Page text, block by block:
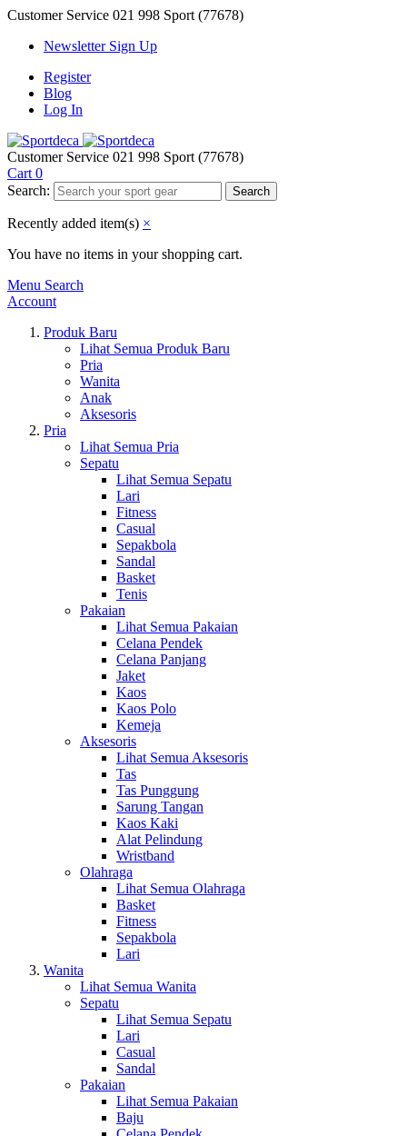
Customer Service 021 998 Sport (77678)
Newsletter Sign Up
Register
Blog
Log In
Customer Service 021 998 Sport (77678)
Cart 0
Search:
Search
Recently added item(s) ×
You have no items in your shopping cart.
Menu Search
Account
Produk Baru
Lihat Semua Produk Baru
Pria
Wanita
Anak
Aksesoris
Pria
Lihat Semua Pria
Sepatu
Lihat Semua Sepatu
Lari
Fitness
Casual
Sepakbola
Sandal
Basket
Tenis
Pakaian
Lihat Semua Pakaian
Celana Pendek
Celana Panjang
Jaket
Kaos
Kaos Polo
Kemeja
Aksesoris
Lihat Semua Aksesoris
Tas
Tas Punggung
Sarung Tangan
Kaos Kaki
Alat Pelindung
Wristband
Olahraga
Lihat Semua Olahraga
Basket
Fitness
Sepakbola
Lari
Wanita
Lihat Semua Wanita
Sepatu
Lihat Semua Sepatu
Lari
Casual
Sandal
Pakaian
Lihat Semua Pakaian
Baju